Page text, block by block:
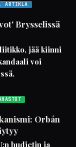
ARTIKLA
Brysselissä
jää kiinni
voi
Orbán
budjetin ja